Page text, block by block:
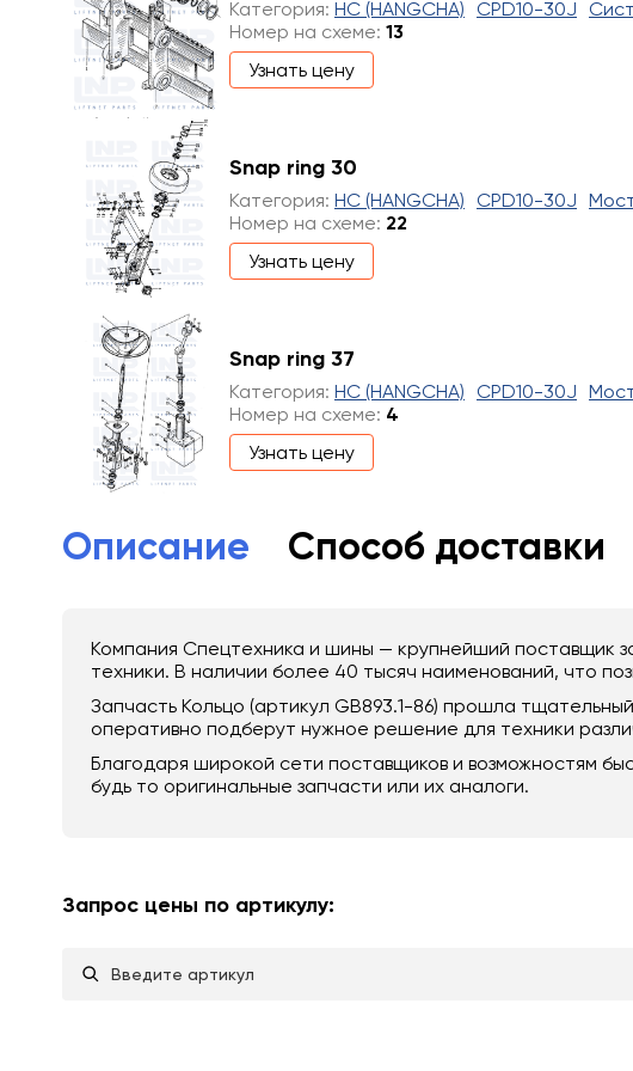
Категория: HC (HANGCHA) CPD10-30J
Номер на схеме: 13
Узнать цену
Snap ring 30
Категория: HC (HANGCHA) CPD10-30J
Номер на схеме: 22
Узнать цену
Snap ring 37
Категория: HC (HANGCHA) CPD10-30J
Номер на схеме: 4
Узнать цену
Описание Способ доставки
Компания Спецтехника и шины — крупнейший поставщик
техники. В наличии более 40 тысяч наименований, что
Запчасть Кольцо (артикул GB893.1-86) прошла
оперативно подберут нужное решение для техники
Благодаря широкой сети поставщиков и возможностям
будь то оригинальные запчасти или их аналоги.
Запрос цены по артикулу: